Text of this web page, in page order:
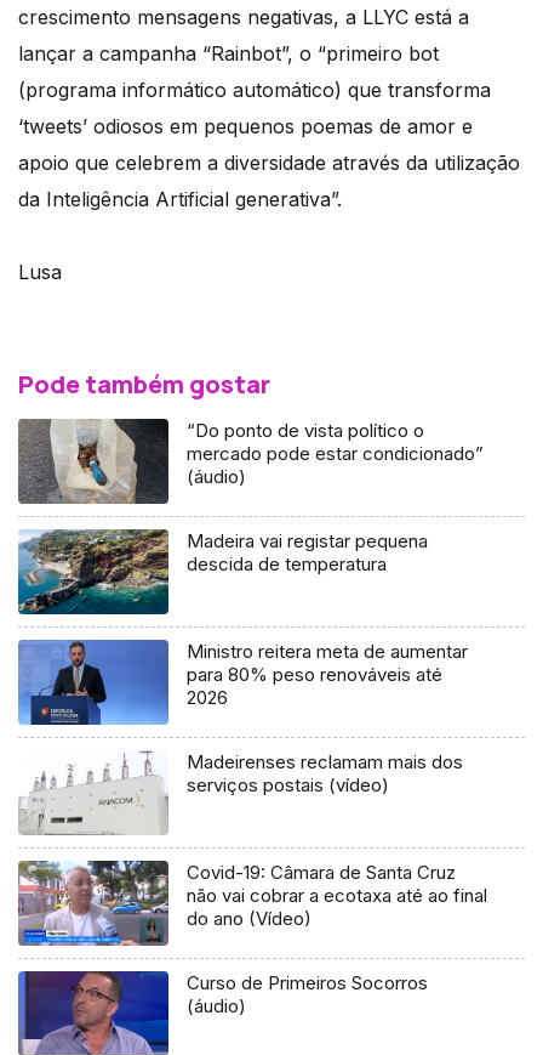
crescimento mensagens negativas, a LLYC está a
lançar a campanha “Rainbot”, o “primeiro bot
(programa informático automático) que transforma
‘tweets’ odiosos em pequenos poemas de amor e
apoio que celebrem a diversidade através da utilização
da Inteligência Artificial generativa”.
Lusa
Pode também gostar
“Do ponto de vista político o
mercado pode estar condicionado”
(áudio)
Madeira vai registar pequena
descida de temperatura
Ministro reitera meta de aumentar
para 80% peso renováveis até
2026
Madeirenses reclamam mais dos
serviços postais (vídeo)
Covid-19: Câmara de Santa Cruz
não vai cobrar a ecotaxa até ao final
do ano (Vídeo)
Curso de Primeiros Socorros
(áudio)